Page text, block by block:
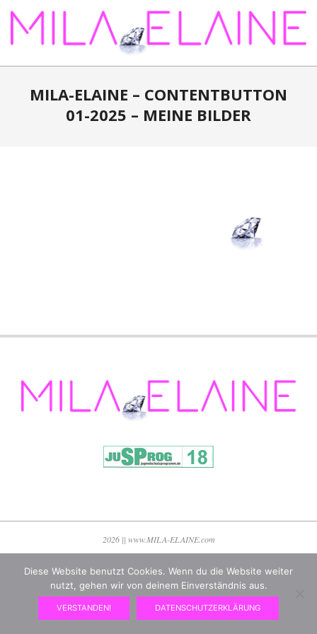
Skip
content
MILA-
ELAINE
MILA-ELAINE – CONTENTBUTTON
01-2025 – MEINE BILDER
05-
2026 || www.MILA-ELAINE.com
Diese Website benutzt Cookies. Wenn du die Website weiter
nutzt, gehen wir von deinem Einverständnis aus.
VERSTANDEN! DATENSCHUTZERKLÄRUNG